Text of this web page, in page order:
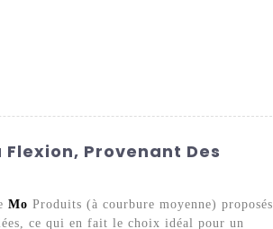
Flexion, Provenant Des
Mo Produits (à courbure moyenne) proposés
ce qui en fait le choix idéal pour un